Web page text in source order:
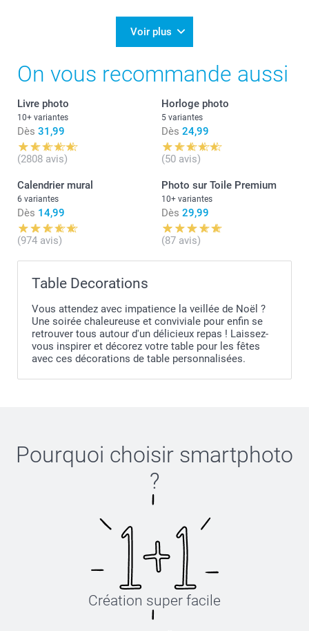
Voir plus
On vous recommande aussi
Livre photo
10+ variantes
Dès 31,99
(2808 avis)
Horloge photo
5 variantes
Dès 24,99
(50 avis)
Calendrier mural
6 variantes
Dès 14,99
(974 avis)
Photo sur Toile Premium
10+ variantes
Dès 29,99
(87 avis)
Table Decorations
Vous attendez avec impatience la veillée de Noël ?
Une soirée chaleureuse et conviviale pour enfin se
retrouver tous autour d'un délicieux repas ! Laissez-
vous inspirer et décorez votre table pour les fêtes
avec ces décorations de table personnalisées.
Pourquoi choisir smartphoto
?
Création super facile